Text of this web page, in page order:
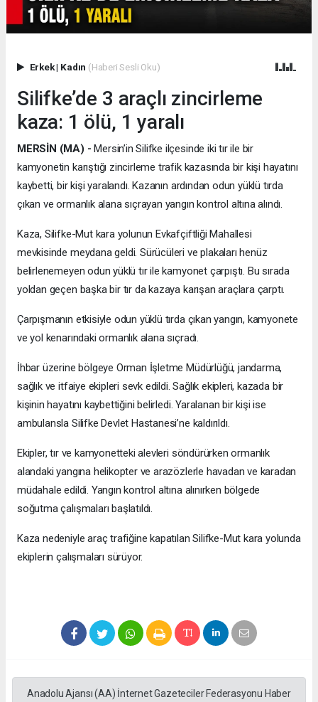
Erkek| Kadın (Haberi Sesli Oku)
Silifke’de 3 araçlı zincirleme
kaza: 1 ölü, 1 yaralı
MERSİN (MA) - Mersin’in Silifke ilçesinde iki tır ile bir
kamyonetin karıştığı zincirleme trafik kazasında bir kişi hayatını
kaybetti, bir kişi yaralandı. Kazanın ardından odun yüklü tırda
çıkan ve ormanlık alana sıçrayan yangın kontrol altına alındı.
Kaza, Silifke-Mut kara yolunun Evkafçiftliği Mahallesi
mevkisinde meydana geldi. Sürücüleri ve plakaları henüz
belirlenemeyen odun yüklü tır ile kamyonet çarpıştı. Bu sırada
yoldan geçen başka bir tır da kazaya karışan araçlara çarptı.
Çarpışmanın etkisiyle odun yüklü tırda çıkan yangın, kamyonete
ve yol kenarındaki ormanlık alana sıçradı.
İhbar üzerine bölgeye Orman İşletme Müdürlüğü, jandarma,
sağlık ve itfaiye ekipleri sevk edildi. Sağlık ekipleri, kazada bir
kişinin hayatını kaybettiğini belirledi. Yaralanan bir kişi ise
ambulansla Silifke Devlet Hastanesi’ne kaldırıldı.
Ekipler, tır ve kamyonetteki alevleri söndürürken ormanlık
alandaki yangına helikopter ve arazözlerle havadan ve karadan
müdahale edildi. Yangın kontrol altına alınırken bölgede
soğutma çalışmaları başlatıldı.
Kaza nedeniyle araç trafiğine kapatılan Silifke-Mut kara yolunda
ekiplerin çalışmaları sürüyor.
Anadolu Ajansı (AA) İnternet Gazeteciler Federasyonu Haber